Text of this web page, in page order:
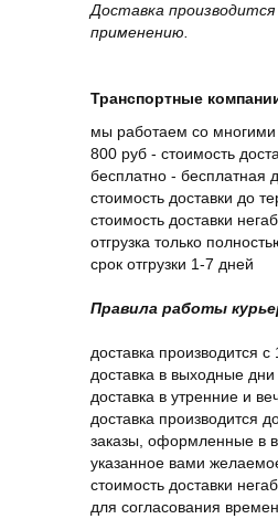
Доставка
применению.
Транспортные
мы работаем со
800 руб - стоимость
бесплатно - бесплатная
стоимость доставки до
стоимость доставки
отгрузка только
срок отгрузки 1-7 дней
Правила работы
доставка производится
доставка в выходные
доставка в утренние и
доставка производится
заказы, оформленные в
указанное вами
стоимость доставки
для согласования